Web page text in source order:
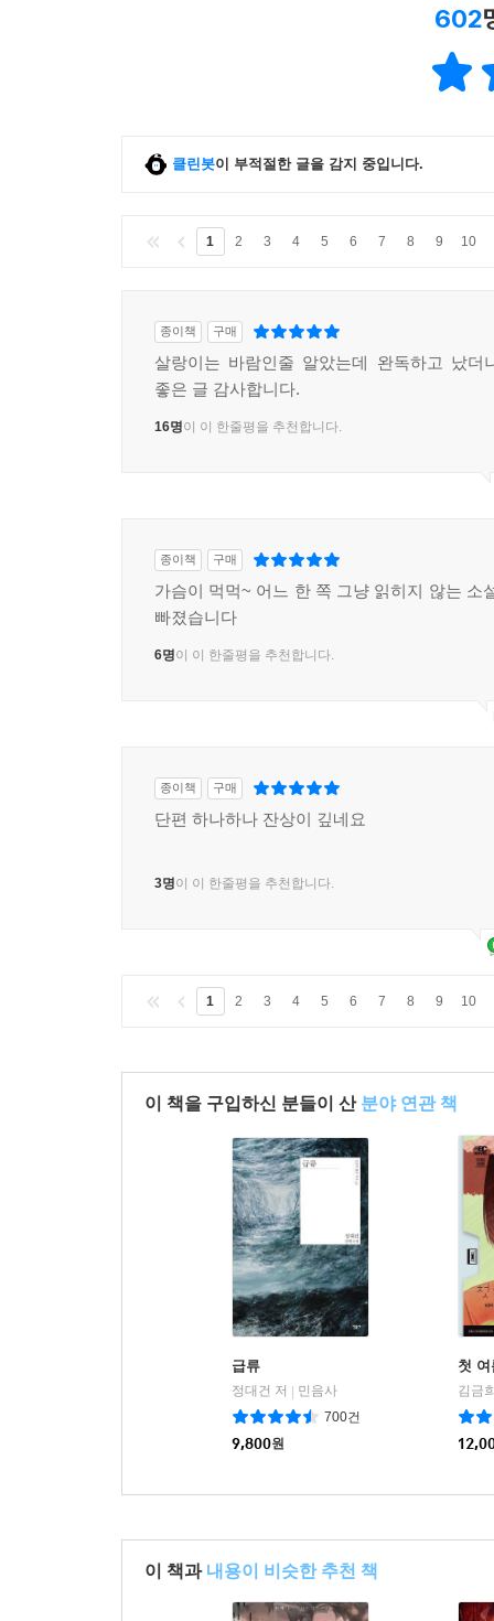
602
클린봇이 부적절한 글을 감지 중입니다.
1 2 3 4 5 6 7 8 9 10
종이책 구매
살랑이는 바람인줄 알았는데 완독하고 났더
좋은 글 감사합니다.
16명이 이 한줄평을 추천합니다.
종이책 구매
가슴이 먹먹~ 어느 한 쪽 그냥 읽히지 않는 소
빠졌습니다
6명이 이 한줄평을 추천합니다.
종이책 구매
단편 하나하나 잔상이 깊네요
3명이 이 한줄평을 추천합니다.
1 2 3 4 5 6 7 8 9 10
이 책을 구입하신 분들이 산 분야 연관 책
급류
정대건 저 | 민음사
700건
9,800원
첫
김금
이 책과 내용이 비슷한 추천 책